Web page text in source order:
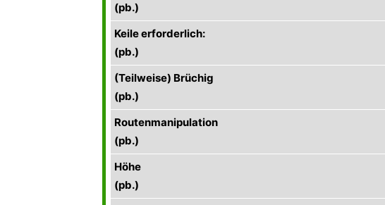
(pb.)
Keile erforderlich:
(pb.)
(Teilweise) Brüchig
(pb.)
Routenmanipulation
(pb.)
Höhe
(pb.)